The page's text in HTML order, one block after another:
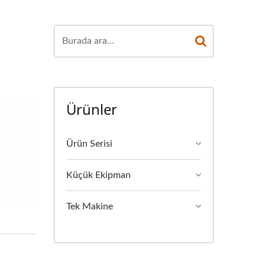
Ürünler
Ürün Serisi
Küçük Ekipman
Tek Makine